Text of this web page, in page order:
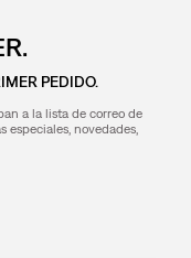
PEDIDO.
a la lista de correo de
especiales, novedades,